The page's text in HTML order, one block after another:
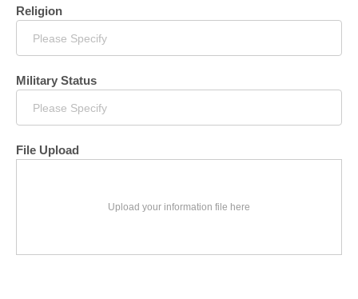
Religion
Military Status
File Upload
Upload your information file here